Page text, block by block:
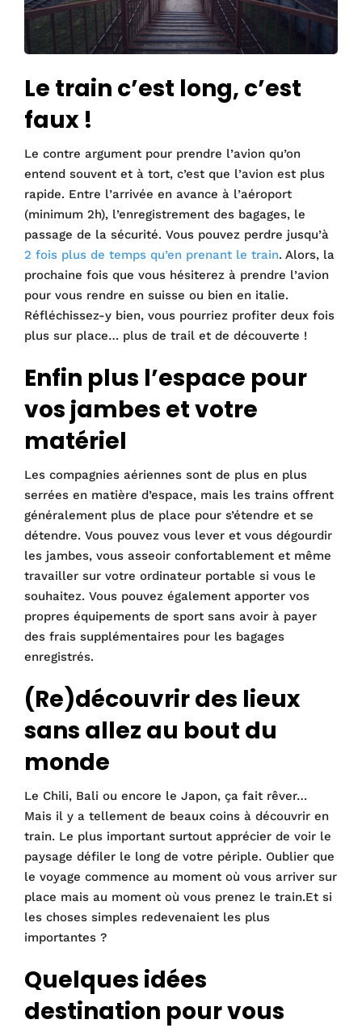
Le train c’est long, c’est
faux !
Le contre argument pour prendre l’avion qu’on
entend souvent et à tort, c’est que l’avion est plus
rapide. Entre l’arrivée en avance à l’aéroport
(minimum 2h), l’enregistrement des bagages, le
passage de la sécurité. Vous pouvez perdre jusqu’à
2 fois plus de temps qu’en prenant le train. Alors, la
prochaine fois que vous hésiterez à prendre l’avion
pour vous rendre en suisse ou bien en italie.
Réfléchissez-y bien, vous pourriez profiter deux fois
plus sur place… plus de trail et de découverte !
Enfin plus l’espace pour
vos jambes et votre
matériel
Les compagnies aériennes sont de plus en plus
serrées en matière d’espace, mais les trains offrent
généralement plus de place pour s’étendre et se
détendre. Vous pouvez vous lever et vous dégourdir
les jambes, vous asseoir confortablement et même
travailler sur votre ordinateur portable si vous le
souhaitez. Vous pouvez également apporter vos
propres équipements de sport sans avoir à payer
des frais supplémentaires pour les bagages
enregistrés.
(Re)découvrir des lieux
sans allez au bout du
monde
Le Chili, Bali ou encore le Japon, ça fait rêver…
Mais il y a tellement de beaux coins à découvrir en
train. Le plus important surtout apprécier de voir le
paysage défiler le long de votre périple. Oublier que
le voyage commence au moment où vous arriver sur
place mais au moment où vous prenez le train.Et si
les choses simples redevenaient les plus
importantes ?
Quelques idées
destination pour vous